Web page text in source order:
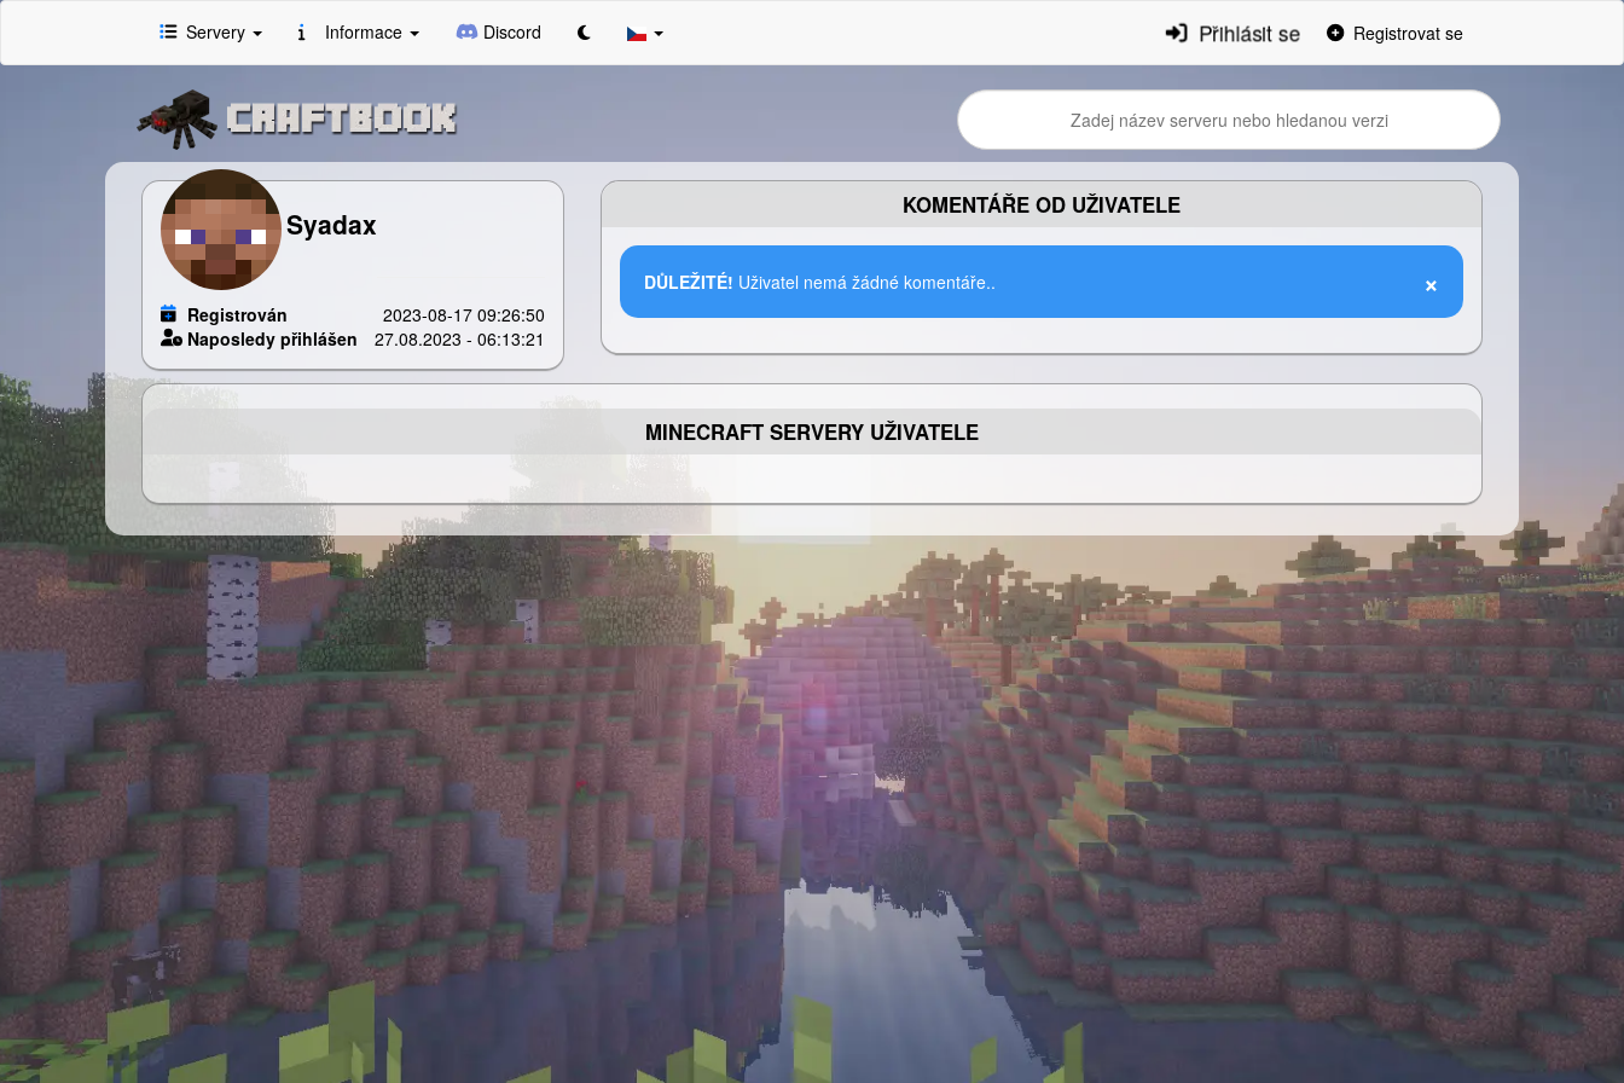
Servery Informace Discord Přihlásit se Registrovat se
Syadax
Registrován
2023-08-17 09:26:50
Naposledy přihlášen
27.08.2023 - 06:13:21
KOMENTÁŘE OD UŽIVATELE
×
DŮLEŽITÉ! Uživatel nemá žádné komentáře..
MINECRAFT SERVERY UŽIVATELE